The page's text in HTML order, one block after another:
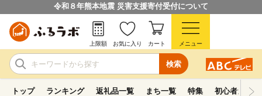
令和８年熊本地震 災害支援寄付受付について
検索
上限額 お気に入り カート メニュー
トップ ランキング 返礼品一覧 まち一覧 特集 初心者ガイド